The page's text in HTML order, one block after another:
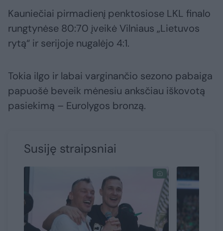
Kauniečiai pirmadienį penktosiose LKL finalo
rungtynėse 80:70 įveikė Vilniaus „Lietuvos
rytą“ ir serijoje nugalėjo 4:1.
Tokia ilgo ir labai varginančio sezono pabaiga
papuošė beveik mėnesiu anksčiau iškovotą
pasiekimą – Eurolygos bronzą.
Susiję straipsniai